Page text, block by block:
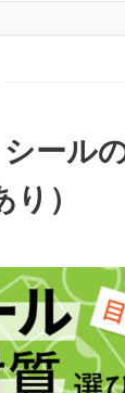
シール
）